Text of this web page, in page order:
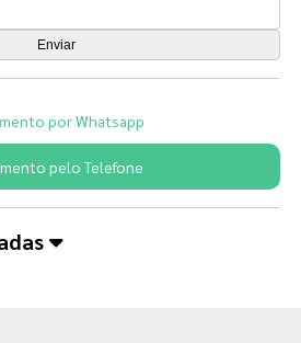
por Whatsapp
pelo Telefone